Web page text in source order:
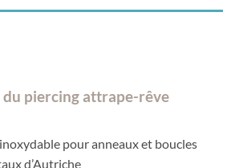
piercing attrape-rêve
pour anneaux et boucles
d’Autriche